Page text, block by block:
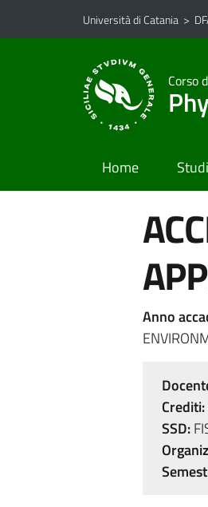
Vai al contenuto principale
Vai al menu di navigazione
Università di Catania >
Corso
Home
Anno
Crediti:
SSD: